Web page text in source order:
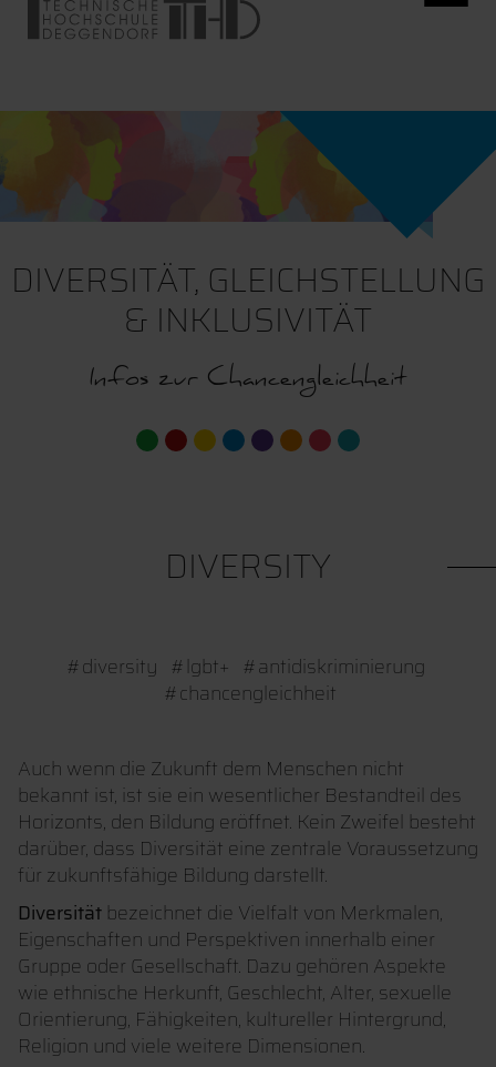
DIVERSITÄT, GLEICHSTELLUNG
& INKLUSIVITÄT
Infos zur Chancengleichheit
DIVERSITY
#diversity #lgbt+ #antidiskriminierung
#chancengleichheit
Auch wenn die Zukunft dem Menschen nicht
bekannt ist, ist sie ein wesentlicher Bestandteil des
Horizonts, den Bildung eröffnet. Kein Zweifel besteht
darüber, dass Diversität eine zentrale Voraussetzung
für zukunftsfähige Bildung darstellt.
Diversität bezeichnet die Vielfalt von Merkmalen,
Eigenschaften und Perspektiven innerhalb einer
Gruppe oder Gesellschaft. Dazu gehören Aspekte
wie ethnische Herkunft, Geschlecht, Alter, sexuelle
Orientierung, Fähigkeiten, kultureller Hintergrund,
Religion und viele weitere Dimensionen.